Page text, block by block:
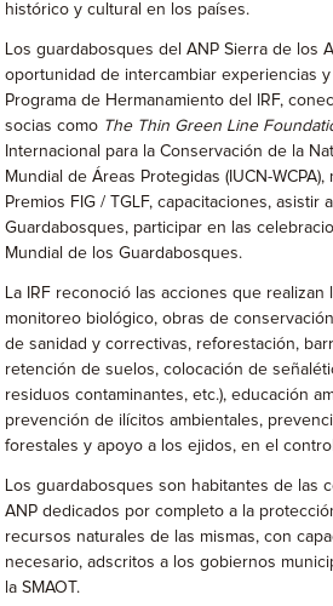
histórico y cultural en los países.
Los guardabosques del ANP Sierra de los
oportunidad de intercambiar experiencias
Programa de Hermanamiento del IRF,
socias como The Thin Green Line
Internacional para la Conservación de la
Mundial de Áreas Protegidas (IUCN-
Premios FIG / TGLF, capacitaciones, asistir
Guardabosques, participar en las
Mundial de los Guardabosques.
La IRF reconoció las acciones que
monitoreo biológico, obras de
de sanidad y correctivas, reforestación,
retención de suelos, colocación de
residuos contaminantes, etc.), educación
prevención de ilícitos ambientales,
forestales y apoyo a los ejidos, en el
Los guardabosques son habitantes de las
ANP dedicados por completo a la
recursos naturales de las mismas, con
necesario, adscritos a los gobiernos
la SMAOT.